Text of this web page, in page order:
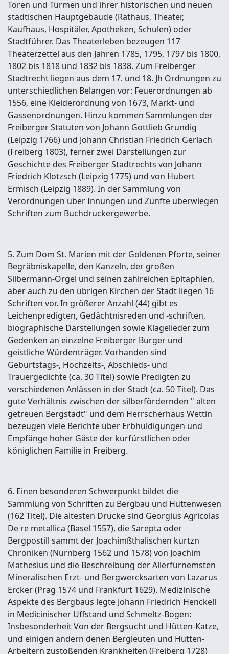
Toren und Türmen und ihrer historischen und neuen
städtischen Hauptgebäude (Rathaus, Theater,
Kaufhaus, Hospitäler, Apotheken, Schulen) oder
Stadtführer. Das Theaterleben bezeugen 117
Theaterzettel aus den Jahren 1785, 1795, 1797 bis 1800,
1802 bis 1818 und 1832 bis 1838. Zum Freiberger
Stadtrecht liegen aus dem 17. und 18. Jh Ordnungen zu
unterschiedlichen Belangen vor: Feuerordnungen ab
1556, eine Kleiderordnung von 1673, Markt- und
Gassenordnungen. Hinzu kommen Sammlungen der
Freiberger Statuten von Johann Gottlieb Grundig
(Leipzig 1766) und Johann Christian Friedrich Gerlach
(Freiberg 1803), ferner zwei Darstellungen zur
Geschichte des Freiberger Stadtrechts von Johann
Friedrich Klotzsch (Leipzig 1775) und von Hubert
Ermisch (Leipzig 1889). In der Sammlung von
Verordnungen über Innungen und Zünfte überwiegen
Schriften zum Buchdruckergewerbe.
5. Zum Dom St. Marien mit der Goldenen Pforte, seiner
Begräbniskapelle, den Kanzeln, der großen
Silbermann-Orgel und seinen zahlreichen Epitaphien,
aber auch zu den übrigen Kirchen der Stadt liegen 16
Schriften vor. In größerer Anzahl (44) gibt es
Leichenpredigten, Gedächtnisreden und -schriften,
biographische Darstellungen sowie Klagelieder zum
Gedenken an einzelne Freiberger Bürger und
geistliche Würdenträger. Vorhanden sind
Geburtstags-, Hochzeits-, Abschieds- und
Trauergedichte (ca. 30 Titel) sowie Predigten zu
verschiedenen Anlässen in der Stadt (ca. 50 Titel). Das
gute Verhältnis zwischen der silberfördernden " alten
getreuen Bergstadt" und dem Herrscherhaus Wettin
bezeugen viele Berichte über Erbhuldigungen und
Empfänge hoher Gäste der kurfürstlichen oder
königlichen Familie in Freiberg.
6. Einen besonderen Schwerpunkt bildet die
Sammlung von Schriften zu Bergbau und Hüttenwesen
(162 Titel). Die ältesten Drucke sind Georgius Agricolas
De re metallica (Basel 1557), die Sarepta oder
Bergpostill sammt der Joachimßthalischen kurtzn
Chroniken (Nürnberg 1562 und 1578) von Joachim
Mathesius und die Beschreibung der Allerfürnemsten
Mineralischen Erzt- und Bergwercksarten von Lazarus
Ercker (Prag 1574 und Frankfurt 1629). Medizinische
Aspekte des Bergbaus legte Johann Friedrich Henckell
in Medicinischer Uffstand und Schmeltz-Bogen:
Insbesonderheit Von der Bergsucht und Hütten-Katze,
und einigen andern denen Bergleuten und Hütten-
Arbeitern zustoßenden Krankheiten (Freiberg 1728)